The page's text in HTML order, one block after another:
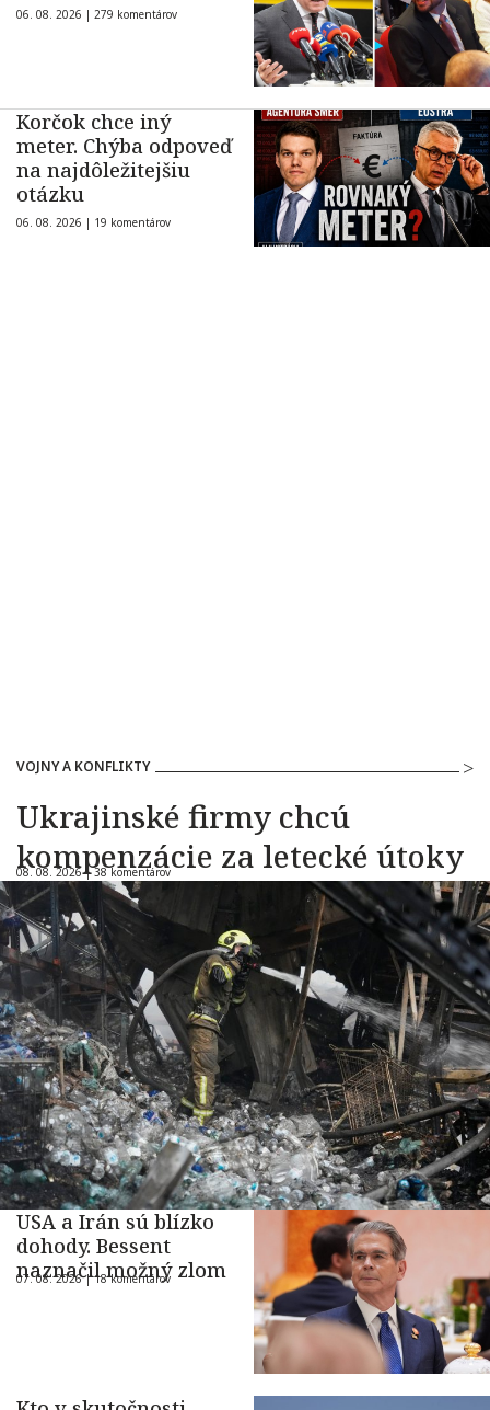
06. 08. 2026 | 279 komentárov
Korčok chce iný
meter. Chýba odpoveď
na najdôležitejšiu
otázku
06. 08. 2026 | 19 komentárov
VOJNY A KONFLIKTY
Ukrajinské firmy chcú
kompenzácie za letecké útoky
08. 08. 2026 |38 komentárov
USA a Irán sú blízko
dohody. Bessent
naznačil možný zlom
07. 08. 2026 |18 komentárov